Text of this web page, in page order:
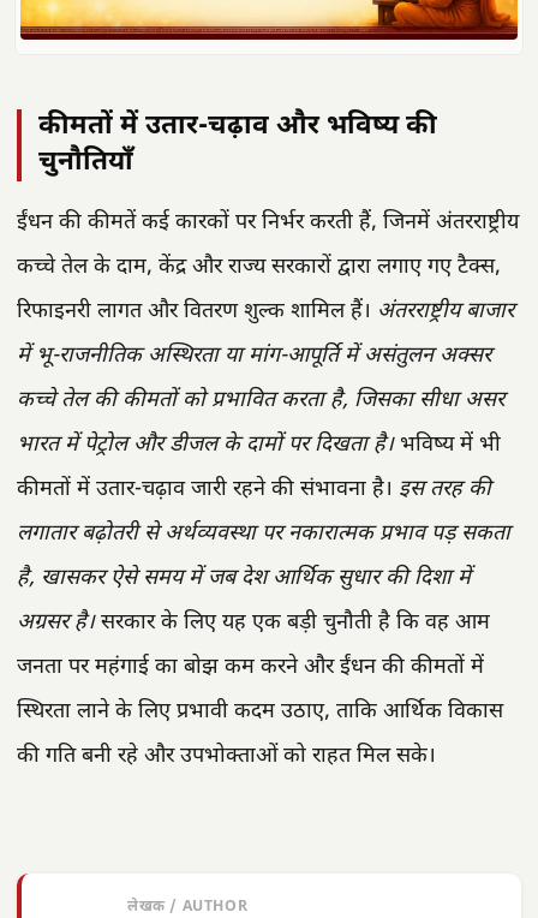
कीमतों में उतार-चढ़ाव और भविष्य की
चुनौतियाँ
ईंधन की कीमतें कई कारकों पर निर्भर करती हैं, जिनमें अंतरराष्ट्रीय
कच्चे तेल के दाम, केंद्र और राज्य सरकारों द्वारा लगाए गए टैक्स,
रिफाइनरी लागत और वितरण शुल्क शामिल हैं। अंतरराष्ट्रीय बाजार
में भू-राजनीतिक अस्थिरता या मांग-आपूर्ति में असंतुलन अक्सर
कच्चे तेल की कीमतों को प्रभावित करता है, जिसका सीधा असर
भारत में पेट्रोल और डीजल के दामों पर दिखता है।भविष्य में भी
कीमतों में उतार-चढ़ाव जारी रहने की संभावना है। इस तरह की
लगातार बढ़ोतरी से अर्थव्यवस्था पर नकारात्मक प्रभाव पड़ सकता
है, खासकर ऐसे समय में जब देश आर्थिक सुधार की दिशा में
अग्रसर है।सरकार के लिए यह एक बड़ी चुनौती है कि वह आम
जनता पर महंगाई का बोझ कम करने और ईंधन की कीमतों में
स्थिरता लाने के लिए प्रभावी कदम उठाए, ताकि आर्थिक विकास
की गति बनी रहे और उपभोक्ताओं को राहत मिल सके।
लेखक / AUTHOR